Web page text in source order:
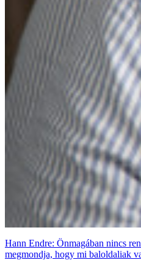
Hann Endre: Önmagában nincs
megmondja, hogy mi baloldaliak